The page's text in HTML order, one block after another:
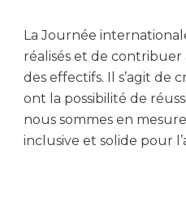
La Journée
réalisés et de contribuer
des effectifs. Il s’agit de
ont la possibilité de
nous sommes en
inclusive et solide pour